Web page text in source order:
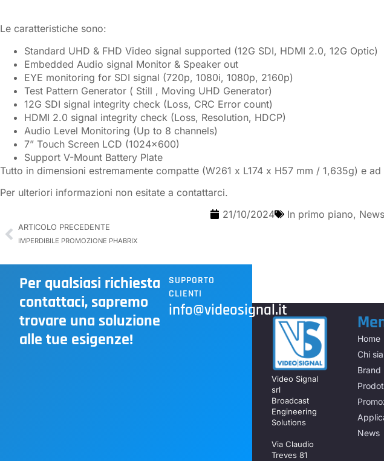
Le caratteristiche sono:
Standard UHD & FHD Video signal supported (12G SDI, HDMI 2.0, 12G Optic)
Embedded Audio signal Monitor & Speaker out
EYE monitoring for SDI signal (720p, 1080i, 1080p, 2160p)
Test Pattern Generator ( Still , Moving UHD Generator)
12G SDI signal integrity check (Loss, CRC Error count)
HDMI 2.0 signal integrity check (Loss, Resolution, HDCP)
Audio Level Monitoring (Up to 8 channels)
7” Touch Screen LCD (1024×600)
Support V-Mount Battery Plate
Tutto in dimensioni estremamente compatte (W261 x L174 x H57 mm / 1,635g) e ad
Per ulteriori informazioni non esitate a contattarci.
21/10/2024
In primo piano, News
ARTICOLO PRECEDENTE
IMPERDIBILE PROMOZIONE PHABRIX
Per qualsiasi richiesta
contattaci, sapremo
trovare una soluzione
alle tue esigenze!
SUPPORTO
CLIENTI
info@videosignal.it
Video Signal
srl
Broadcast
Engineering
Solutions
Via Claudio
Treves 81
Home
Chi
Brand
News